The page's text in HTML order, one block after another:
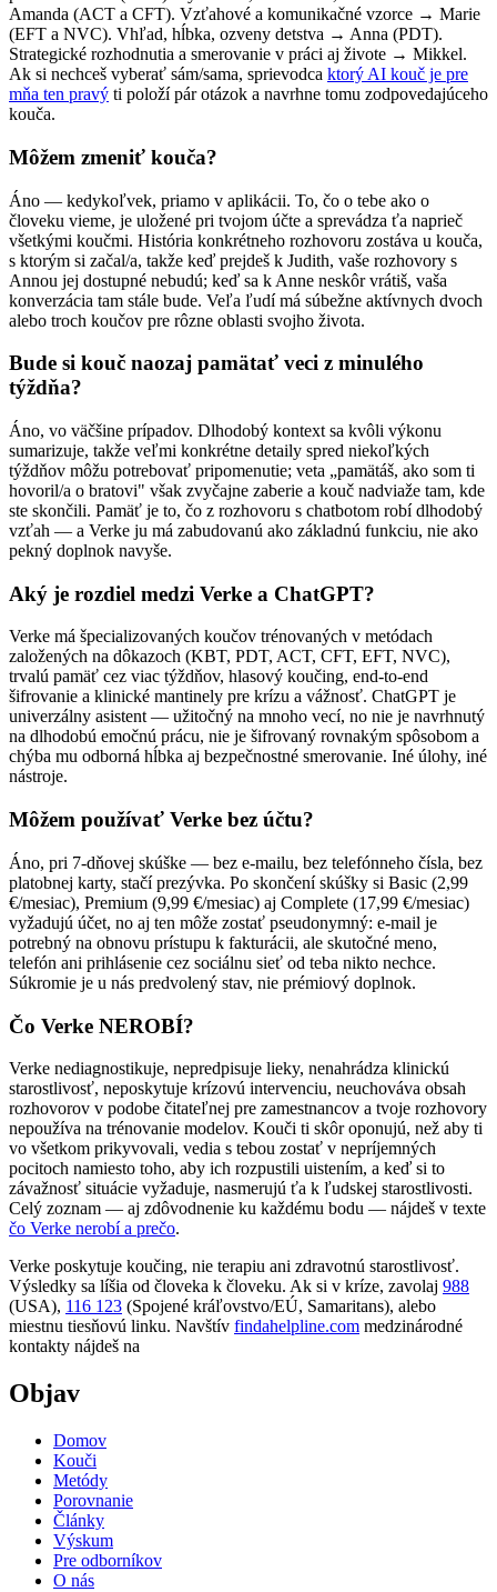
Amanda (ACT a CFT). Vzťahové a komunikačné vzorce → Marie
(EFT a NVC). Vhľad, hĺbka, ozveny detstva → Anna (PDT).
Strategické rozhodnutia a smerovanie v práci aj živote → Mikkel.
Ak si nechceš vyberať sám/sama, sprievodca ktorý AI kouč je pre
mňa ten pravý ti položí pár otázok a navrhne tomu zodpovedajúceho
kouča.
Môžem zmeniť kouča?
Áno — kedykoľvek, priamo v aplikácii. To, čo o tebe ako o
človeku vieme, je uložené pri tvojom účte a sprevádza ťa naprieč
všetkými koučmi. História konkrétneho rozhovoru zostáva u kouča,
s ktorým si začal/a, takže keď prejdeš k Judith, vaše rozhovory s
Annou jej dostupné nebudú; keď sa k Anne neskôr vrátiš, vaša
konverzácia tam stále bude. Veľa ľudí má súbežne aktívnych dvoch
alebo troch koučov pre rôzne oblasti svojho života.
Bude si kouč naozaj pamätať veci z minulého
týždňa?
Áno, vo väčšine prípadov. Dlhodobý kontext sa kvôli výkonu
sumarizuje, takže veľmi konkrétne detaily spred niekoľkých
týždňov môžu potrebovať pripomenutie; veta „pamätáš, ako som ti
hovoril/a o bratovi" však zvyčajne zaberie a kouč nadviaže tam, kde
ste skončili. Pamäť je to, čo z rozhovoru s chatbotom robí dlhodobý
vzťah — a Verke ju má zabudovanú ako základnú funkciu, nie ako
pekný doplnok navyše.
Aký je rozdiel medzi Verke a ChatGPT?
Verke má špecializovaných koučov trénovaných v metódach
založených na dôkazoch (KBT, PDT, ACT, CFT, EFT, NVC),
trvalú pamäť cez viac týždňov, hlasový koučing, end-to-end
šifrovanie a klinické mantinely pre krízu a vážnosť. ChatGPT je
univerzálny asistent — užitočný na mnoho vecí, no nie je navrhnutý
na dlhodobú emočnú prácu, nie je šifrovaný rovnakým spôsobom a
chýba mu odborná hĺbka aj bezpečnostné smerovanie. Iné úlohy, iné
nástroje.
Môžem používať Verke bez účtu?
Áno, pri 7-dňovej skúške — bez e-mailu, bez telefónneho čísla, bez
platobnej karty, stačí prezývka. Po skončení skúšky si Basic (2,99
€/mesiac), Premium (9,99 €/mesiac) aj Complete (17,99 €/mesiac)
vyžadujú účet, no aj ten môže zostať pseudonymný: e-mail je
potrebný na obnovu prístupu k fakturácii, ale skutočné meno,
telefón ani prihlásenie cez sociálnu sieť od teba nikto nechce.
Súkromie je u nás predvolený stav, nie prémiový doplnok.
Čo Verke NEROBÍ?
Verke nediagnostikuje, nepredpisuje lieky, nenahrádza klinickú
starostlivosť, neposkytuje krízovú intervenciu, neuchováva obsah
rozhovorov v podobe čitateľnej pre zamestnancov a tvoje rozhovory
nepoužíva na trénovanie modelov. Kouči ti skôr oponujú, než aby ti
vo všetkom prikyvovali, vedia s tebou zostať v nepríjemných
pocitoch namiesto toho, aby ich rozpustili uistením, a keď si to
závažnosť situácie vyžaduje, nasmerujú ťa k ľudskej starostlivosti.
Celý zoznam — aj zdôvodnenie ku každému bodu — nájdeš v texte
čo Verke nerobí a prečo.
Verke poskytuje koučing, nie terapiu ani zdravotnú starostlivosť.
Výsledky sa líšia od človeka k človeku. Ak si v kríze, zavolaj 988
(USA), 116 123 (Spojené kráľovstvo/EÚ, Samaritans), alebo
miestnu tiesňovú linku. Navštív findahelpline.com medzinárodné
kontakty nájdeš na
Objav
Domov
Kouči
Metódy
Porovnanie
Články
Výskum
Pre odborníkov
O nás